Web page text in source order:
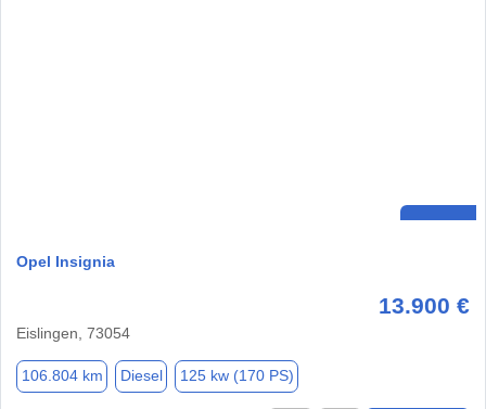
Opel Insignia
13.900 €
Eislingen, 73054
106.804 km Diesel 125 kw (170 PS)